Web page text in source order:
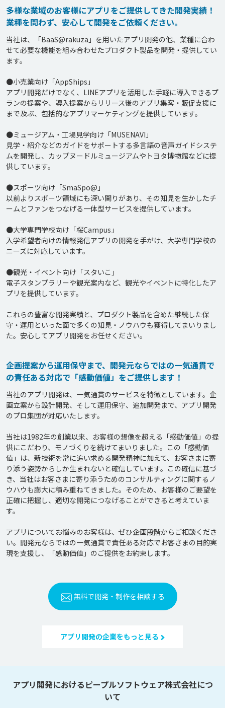
多様な業域のお客様にアプリをご提供してきた開発実績！
業種を問わず、安心して開発をご依頼ください。
当社は、「BaaS@rakuza」を用いたアプリ開発の他、業種に合わ
せて必要な機能を組み合わせたプロダクト製品を開発・提供してい
ます。
●小売業向け「AppShips」
アプリ開発だけでなく、LINEアプリを活用した手軽に導入できるプ
ランの提案や、導入提案からリリース後のアプリ集客・販促支援に
まで及ぶ、包括的なアプリマーケティングを提供しています。
●ミュージアム・工場見学向け「MUSENAVI」
見学・紹介などのガイドをサポートする多言語の音声ガイドシステ
ムを開発し、カップヌードルミュージアムやトヨタ博物館などに提
供しています。
●スポーツ向け「SmaSpo@」
以前よりスポーツ領域にも深い関りがあり、その知見を生かしたチ
ームとファンをつなげる一体型サービスを提供しています。
●大学専門学校向け「桜Campus」
入学希望者向けの情報発信アプリの開発を手がけ、大学専門学校の
ニーズに対応しています。
●観光・イベント向け「スタいこ」
電子スタンプラリーや観光案内など、観光やイベントに特化したア
プリを提供しています。
これらの豊富な開発実績と、プロダクト製品を含めた継続した保
守・運用といった面で多くの知見・ノウハウも獲得してまいりまし
企画提案から運用保守まで、開発元ならではの一気通貫で
の責任ある対応で「感動価値」をご提供します！
当社のアプリ開発は、一気通貫のサービスを特徴としています。企
画立案から設計開発、そして運用保守、追加開発まで、アプリ開発
のプロ集団が対応いたします。
当社は1982年の創業以来、お客様の想像を超える「感動価値」の提
供にこだわり、モノづくりを続けてまいりました。この「感動価
値」は、新技術を常に追い求める開発精神に加えて、お客さまに寄
り添う姿勢からしか生まれないと確信しています。この確信に基づ
き、当社はお客さまに寄り添うためのコンサルティングに関するノ
ウハウも膨大に積み重ねてきました。そのため、お客様のご要望を
正確に把握し、適切な開発につなげることができると考えていま
す。
アプリについてお悩みのお客様は、ぜひ企画段階からご相談くださ
い。開発元ならではの一気通貫で責任ある対応でお客さまの目的実
無料で開発・制作を相談する
アプリ開発の企業をもっと見る
アプリ開発におけるピープルソフトウェア株式会社につ
いて